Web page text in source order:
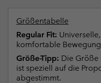
Größentabelle
Regular Fit:
komfortable
Größe-Tipp: Die Größe
ist speziell auf die
abgestimmt.